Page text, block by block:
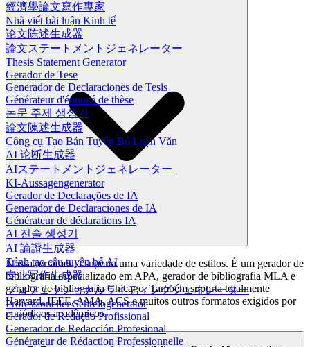
經濟學論文寫作專家
Nhà viết bài luận Kinh tế
论文陈述生成器
論文ステートメントジェネレーター
Thesis Statement Generator
Gerador de Tese
Generador de Declaraciones de Tesis
Générateur d'énoncé de thèse
논문 주제 생성기
論文陳述生成器
Công cụ Tạo Bản Tuyên Bố Luận Văn
AI 论断生成器
AIステートメントジェネレーター
KI-Aussagengenerator
Gerador de Declarações de IA
Generador de Declaraciones de IA
Générateur de déclarations IA
AI 진술 생성기
AI 論證生成器
Trình tạo câu tuyên bố AI
专业写作生成器
プロフェッショナルライティングジェネレーター
Professioneller Schreibgenerator
Gerador de Redação Profissional
Generador de Redacción Profesional
Générateur de Rédaction Professionnelle
Nossa ferramenta suporta uma variedade de estilos. É um gerador de
bibliografia especializado em APA, gerador de bibliografia MLA e
gerador de bibliografia Chicago. Também suporta totalmente
Harvard, IEEE, AMA, ACS e muitos outros formatos exigidos por
periódicos acadêmicos.